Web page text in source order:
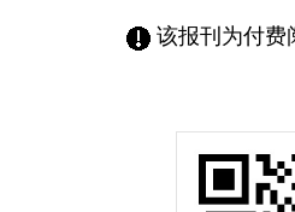
该报刊为付费